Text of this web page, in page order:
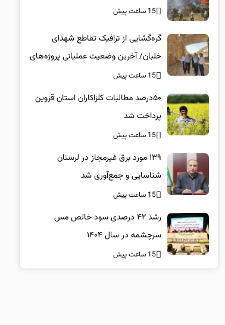
15 ساعت پیش
گره‌گشایی از ترافیک تقاطع شهدای
خلبان/ آخرین وضعیت عملیاتی پروژه‌های
زیرساختی در کرمان
15 ساعت پیش
۵۰درصد مطالبات کلزاکاران استان قزوین
پرداخت شد
15 ساعت پیش
۱۳۹ مورد برق غیرمجاز در لرستان
شناسایی و جمع‌آوری شد
15 ساعت پیش
رشد ۴۲ درصدی سود خالص مس
سرچشمه در سال ۱۴۰۴
15 ساعت پیش